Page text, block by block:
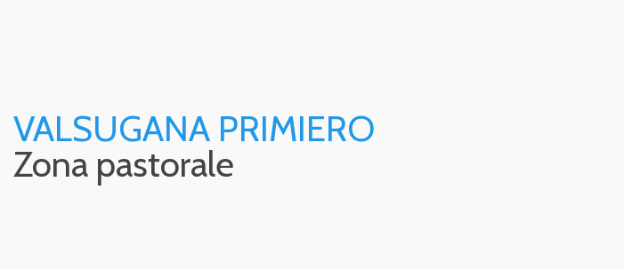
VALSUGANA PRIMIERO
Zona pastorale